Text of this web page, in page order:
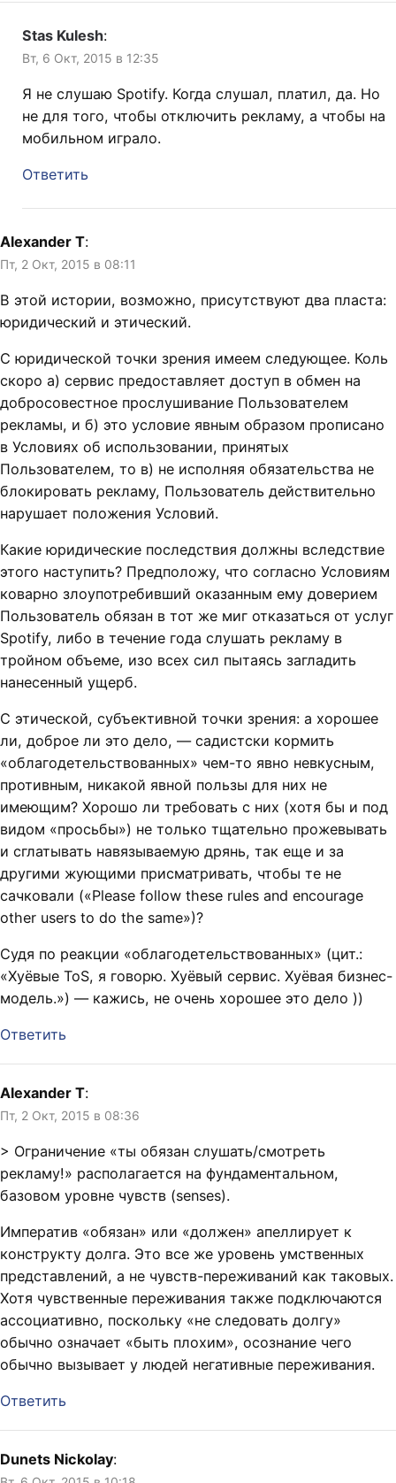
Stas Kulesh:
Вт, 6 Окт, 2015 в 12:35
Я не слушаю Spotify. Когда слушал, платил, да. Но
не для того, чтобы отключить рекламу, а чтобы на
мобильном играло.
Ответить
Alexander T:
Пт, 2 Окт, 2015 в 08:11
В этой истории, возможно, присутствуют два пласта:
юридический и этический.
С юридической точки зрения имеем следующее. Коль
скоро а) сервис предоставляет доступ в обмен на
добросовестное прослушивание Пользователем
рекламы, и б) это условие явным образом прописано
в Условиях об использовании, принятых
Пользователем, то в) не исполняя обязательства не
блокировать рекламу, Пользователь действительно
нарушает положения Условий.
Какие юридические последствия должны вследствие
этого наступить? Предположу, что согласно Условиям
коварно злоупотребивший оказанным ему доверием
Пользователь обязан в тот же миг отказаться от услуг
Spotify, либо в течение года слушать рекламу в
тройном объеме, изо всех сил пытаясь загладить
нанесенный ущерб.
С этической, субъективной точки зрения: а хорошее
ли, доброе ли это дело, — садистски кормить
«облагодетельствованных» чем-то явно невкусным,
противным, никакой явной пользы для них не
имеющим? Хорошо ли требовать с них (хотя бы и под
видом «просьбы») не только тщательно прожевывать
и сглатывать навязываемую дрянь, так еще и за
другими жующими присматривать, чтобы те не
сачковали («Please follow these rules and encourage
other users to do the same»)?
Судя по реакции «облагодетельствованных» (цит.:
«Хуёвые ToS, я говорю. Хуёвый сервис. Хуёвая бизнес-
модель.») — кажись, не очень хорошее это дело ))
Ответить
Alexander T:
Пт, 2 Окт, 2015 в 08:36
> Ограничение «ты обязан слушать/смотреть
рекламу!» располагается на фундаментальном,
базовом уровне чувств (senses).
Императив «обязан» или «должен» апеллирует к
конструкту долга. Это все же уровень умственных
представлений, а не чувств-переживаний как таковых.
Хотя чувственные переживания также подключаются
ассоциативно, поскольку «не следовать долгу»
обычно означает «быть плохим», осознание чего
обычно вызывает у людей негативные переживания.
Ответить
Dunets Nickolay: